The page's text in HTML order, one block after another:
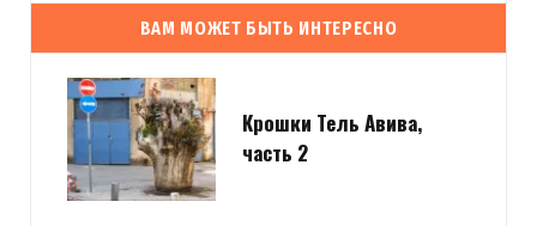
ВАМ МОЖЕТ БЫТЬ ИНТЕРЕСНО
Крошки Тель Авива,
часть 2